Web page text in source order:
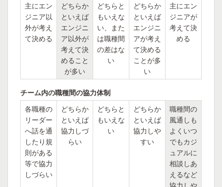
主にエン
ジニア以
外が考え
て決める
どちらか
といえば
エンジニ
ア以外が
考えて決
めること
が多い
どちらと
もいえな
い、また
は職種間
の差はな
い
どちらか
といえば
エンジニ
アが考え
て決める
ことが多
い
主にエン
ジニアが
考えて決
める
チーム内の職種間の協力体制
各職種の
リーダー
へ話を通
したり規
則がある
等で協力
しづらい
どちらか
といえば
協力しづ
らい
どちらと
もいえな
い
どちらか
といえば
協力しや
すい
職種間の
風通しも
よくいつ
でもカジ
ュアルに
相談しあ
えるなど
協力しや